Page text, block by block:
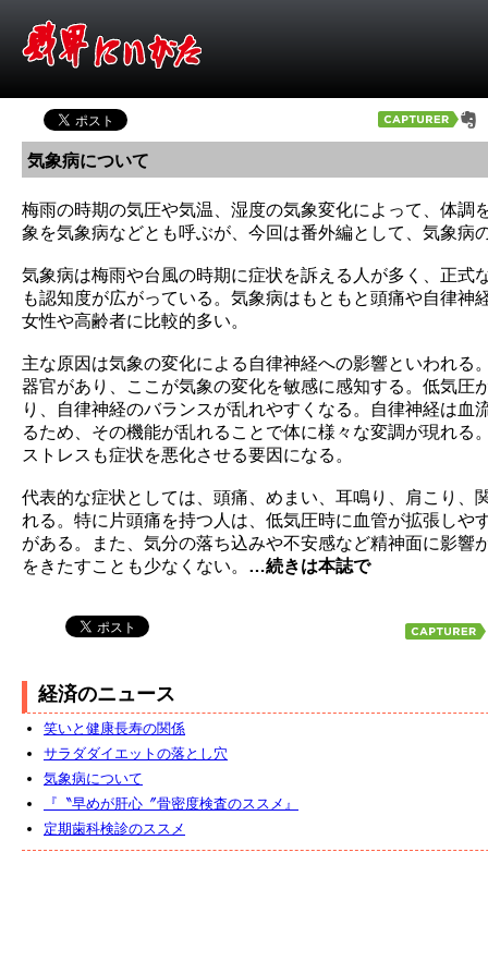
気象病について
梅雨の時期の気圧や気温、湿度の気象変化によって、体調
象を気象病などとも呼ぶが、今回は番外編として、気象病
気象病は梅雨や台風の時期に症状を訴える人が多く、正式
も認知度が広がっている。気象病はもともと頭痛や自律神
女性や高齢者に比較的多い。
主な原因は気象の変化による自律神経への影響といわれる
器官があり、ここが気象の変化を敏感に感知する。低気圧
り、自律神経のバランスが乱れやすくなる。自律神経は血
るため、その機能が乱れることで体に様々な変調が現れる
ストレスも症状を悪化させる要因になる。
代表的な症状としては、頭痛、めまい、耳鳴り、肩こり、
れる。特に片頭痛を持つ人は、低気圧時に血管が拡張しや
がある。また、気分の落ち込みや不安感など精神面に影響
をきたすことも少なくない。 …続きは本誌で
経済のニュース
笑いと健康長寿の関係
サラダダイエットの落とし穴
気象病について
『〝早めが肝心〞骨密度検査のススメ』
定期歯科検診のススメ